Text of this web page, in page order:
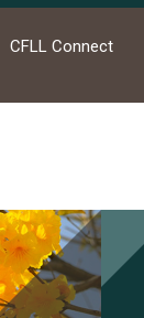
CFLL Connect